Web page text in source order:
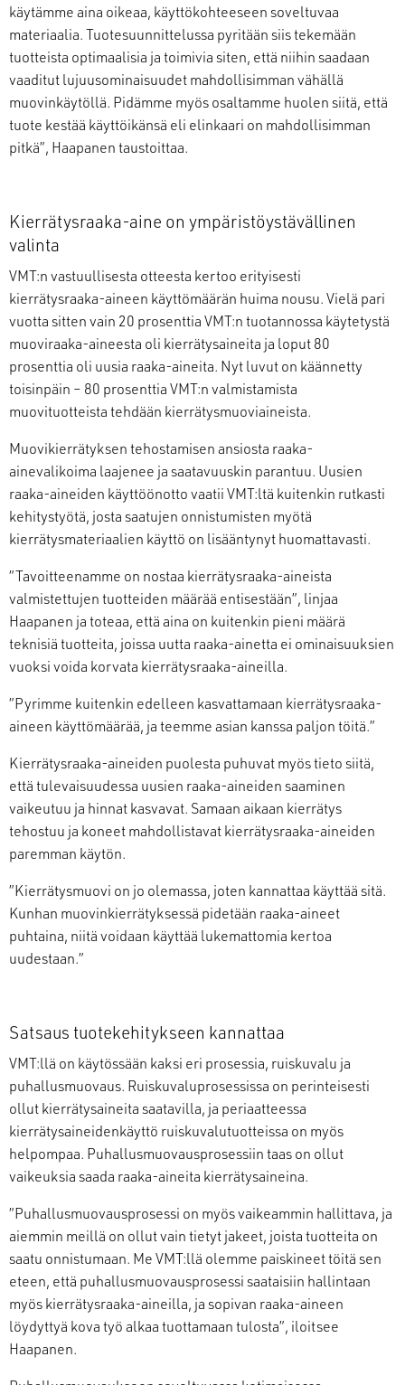
käytämme aina oikeaa, käyttökohteeseen soveltuvaa
materiaalia. Tuotesuunnittelussa pyritään siis tekemään
tuotteista optimaalisia ja toimivia siten, että niihin saadaan
vaaditut lujuusominaisuudet mahdollisimman vähällä
muovinkäytöllä. Pidämme myös osaltamme huolen siitä, että
tuote kestää käyttöikänsä eli elinkaari on mahdollisimman
pitkä”, Haapanen taustoittaa.
Kierrätysraaka-aine on ympäristöystävällinen
valinta
VMT:n vastuullisesta otteesta kertoo erityisesti
kierrätysraaka-aineen käyttömäärän huima nousu. Vielä pari
vuotta sitten vain 20 prosenttia VMT:n tuotannossa käytetystä
muoviraaka-aineesta oli kierrätysaineita ja loput 80
prosenttia oli uusia raaka-aineita. Nyt luvut on käännetty
toisinpäin ‒ 80 prosenttia VMT:n valmistamista
muovituotteista tehdään kierrätysmuoviaineista.
Muovikierrätyksen tehostamisen ansiosta raaka-
ainevalikoima laajenee ja saatavuuskin parantuu. Uusien
raaka-aineiden käyttöönotto vaatii VMT:ltä kuitenkin rutkasti
kehitystyötä, josta saatujen onnistumisten myötä
kierrätysmateriaalien käyttö on lisääntynyt huomattavasti.
”Tavoitteenamme on nostaa kierrätysraaka-aineista
valmistettujen tuotteiden määrää entisestään”, linjaa
Haapanen ja toteaa, että aina on kuitenkin pieni määrä
teknisiä tuotteita, joissa uutta raaka-ainetta ei ominaisuuksien
vuoksi voida korvata kierrätysraaka-aineilla.
”Pyrimme kuitenkin edelleen kasvattamaan kierrätysraaka-
aineen käyttömäärää, ja teemme asian kanssa paljon töitä.”
Kierrätysraaka-aineiden puolesta puhuvat myös tieto siitä,
että tulevaisuudessa uusien raaka-aineiden saaminen
vaikeutuu ja hinnat kasvavat. Samaan aikaan kierrätys
tehostuu ja koneet mahdollistavat kierrätysraaka-aineiden
paremman käytön.
”Kierrätysmuovi on jo olemassa, joten kannattaa käyttää sitä.
Kunhan muovinkierrätyksessä pidetään raaka-aineet
puhtaina, niitä voidaan käyttää lukemattomia kertoa
uudestaan.”
Satsaus tuotekehitykseen kannattaa
VMT:llä on käytössään kaksi eri prosessia, ruiskuvalu ja
puhallusmuovaus. Ruiskuvaluprosessissa on perinteisesti
ollut kierrätysaineita saatavilla, ja periaatteessa
kierrätysaineidenkäyttö ruiskuvalutuotteissa on myös
helpompaa. Puhallusmuovausprosessiin taas on ollut
vaikeuksia saada raaka-aineita kierrätysaineina.
”Puhallusmuovausprosessi on myös vaikeammin hallittava, ja
aiemmin meillä on ollut vain tietyt jakeet, joista tuotteita on
saatu onnistumaan. Me VMT:llä olemme paiskineet töitä sen
eteen, että puhallusmuovausprosessi saataisiin hallintaan
myös kierrätysraaka-aineilla, ja sopivan raaka-aineen
löydyttyä kova työ alkaa tuottamaan tulosta”, iloitsee
Haapanen.